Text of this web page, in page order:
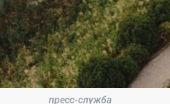
пресс-служба